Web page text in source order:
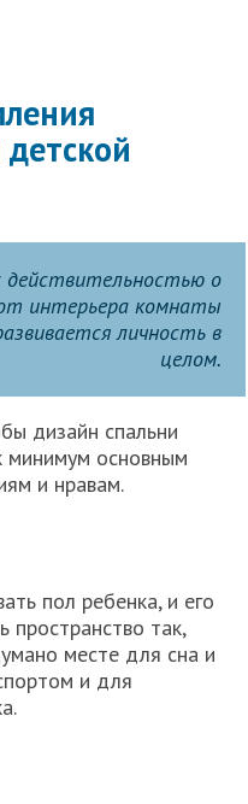
действительностью о
интерьера комнаты
личность в
целом.
дизайн спальни
минимум основным
и нравам.
пол ребенка, и его
пространство так,
месте для сна и
и для